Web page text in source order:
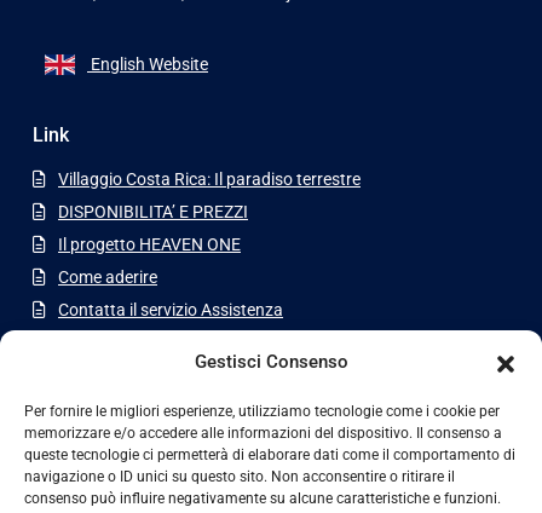
Gestisci Consenso
Per fornire le migliori esperienze, utilizziamo tecnologie come i cookie per
memorizzare e/o accedere alle informazioni del dispositivo. Il consenso a
queste tecnologie ci permetterà di elaborare dati come il comportamento di
navigazione o ID unici su questo sito. Non acconsentire o ritirare il
consenso può influire negativamente su alcune caratteristiche e funzioni.
English Website
Link
Villaggio Costa Rica: Il paradiso terrestre
DISPONIBILITA’ E PREZZI
Il progetto HEAVEN ONE
Come aderire
Contatta il servizio Assistenza
Latest Listing
Casa di lusso in condominio a
Jabon...
€630,000